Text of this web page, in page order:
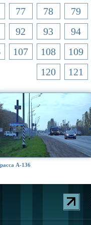
77 78 79
92 93 94
107 108 109
120
121
А-136